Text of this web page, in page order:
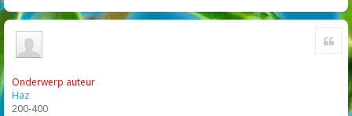
Onderwerp auteur
Haz
200-400